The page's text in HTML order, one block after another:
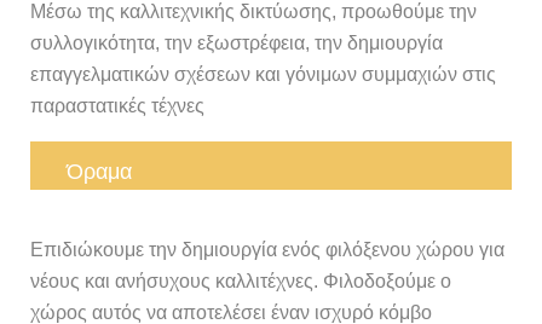
Μέσω της καλλιτεχνικής δικτύωσης, προωθούμε την
συλλογικότητα, την εξωστρέφεια, την δημιουργία
επαγγελματικών σχέσεων και γόνιμων συμμαχιών στις
παραστατικές τέχνες
Όραμα
Επιδιώκουμε την δημιουργία ενός φιλόξενου χώρου για
νέους και ανήσυχους καλλιτέχνες. Φιλοδοξούμε ο
χώρος αυτός να αποτελέσει έναν ισχυρό κόμβο